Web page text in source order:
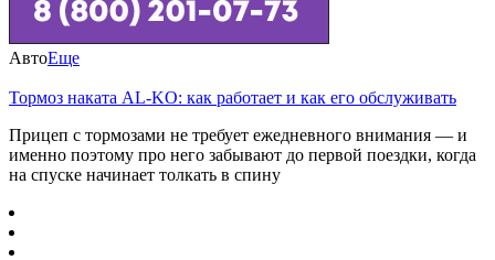
АвтоЕще
Тормоз наката AL-KO: как работает и как его обслуживать
Прицеп с тормозами не требует ежедневного внимания — и
именно поэтому про него забывают до первой поездки, когда
на спуске начинает толкать в спину